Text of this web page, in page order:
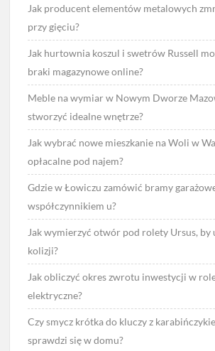
Jak producent elementów metalowych
przy gięciu?
Jak hurtownia koszul i swetrów Russell
braki magazynowe online?
Meble na wymiar w Nowym Dworze
stworzyć idealne wnętrze?
Jak wybrać nowe mieszkanie na Woli w
opłacalne pod najem?
Gdzie w Łowiczu zamówić bramy
współczynnikiem u?
Jak wymierzyć otwór pod rolety Ursus, by
kolizji?
Jak obliczyć okres zwrotu inwestycji w
elektryczne?
Czy smycz krótka do kluczy z
sprawdzi się w domu?